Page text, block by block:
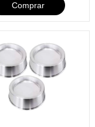
Comprar